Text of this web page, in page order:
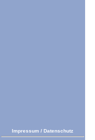
Impressum / Datenschutz